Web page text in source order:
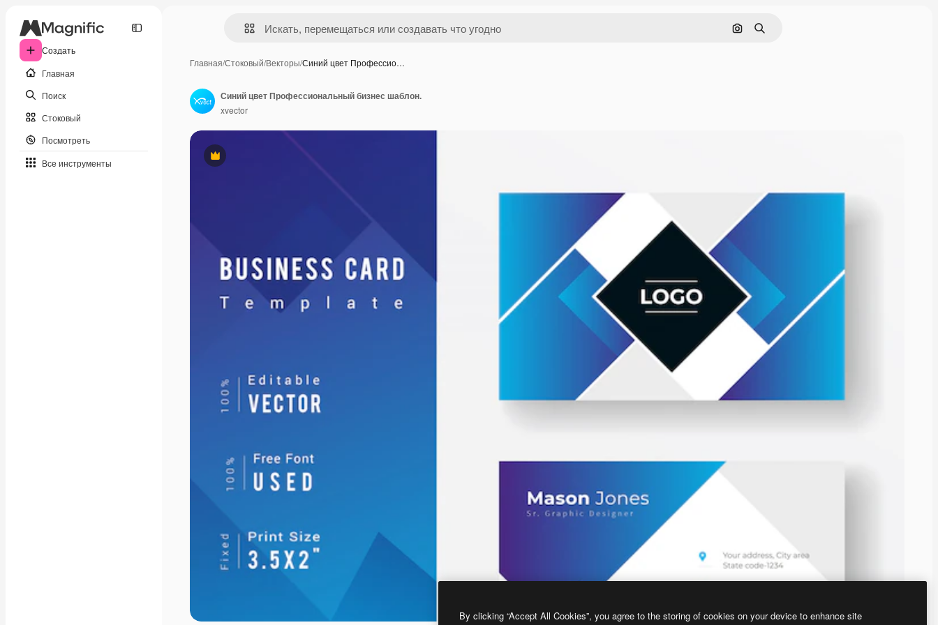
Создать
Главная
Поиск
Стоковый
Посмотреть
Все инструменты
Поиск по изображению
Поиск
Главная/Стоковый/Векторы/Синий цвет Профессио…
Премиум
Синий цвет Профессиональный бизнес шаблон.
xvector
By clicking “Accept All Cookies”, you agree to the storing of cookies on your device to enhance site